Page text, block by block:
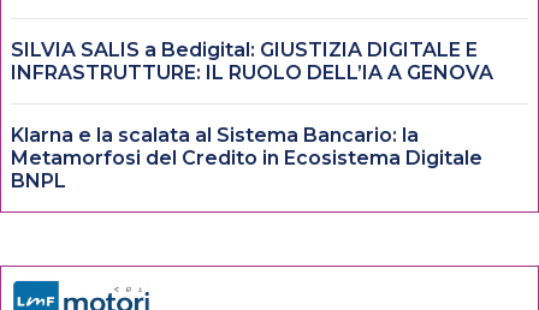
SILVIA SALIS a Bedigital: GIUSTIZIA DIGITALE E
INFRASTRUTTURE: IL RUOLO DELL’IA A GENOVA
Klarna e la scalata al Sistema Bancario: la
Metamorfosi del Credito in Ecosistema Digitale
BNPL